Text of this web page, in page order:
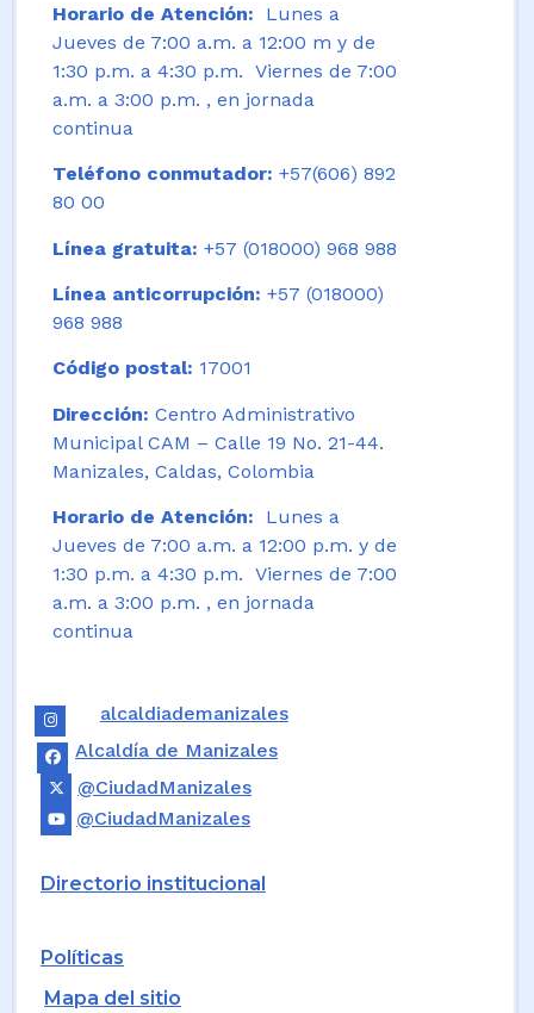
Horario de Atención:
Lunes a
Jueves de 7:00 a.m. a 12:00 m y de
1:30 p.m. a 4:30 p.m. Viernes de 7:00
a.m. a 3:00 p.m. , en jornada
continua
Teléfono conmutador: +57(606) 892
80 00
Línea gratuita: +57 (018000) 968 988
Línea anticorrupción: +57 (018000)
968 988
Código postal: 17001
Dirección: Centro Administrativo
Municipal CAM – Calle 19 No. 21-44.
Manizales, Caldas, Colombia
Horario de Atención: Lunes a
Jueves de 7:00 a.m. a 12:00 p.m. y de
1:30 p.m. a 4:30 p.m. Viernes de 7:00
a.m. a 3:00 p.m. , en jornada
continua
alcaldiademanizales
Alcaldía de Manizales
@CiudadManizales
@CiudadManizales
Directorio institucional
Políticas
Mapa del sitio